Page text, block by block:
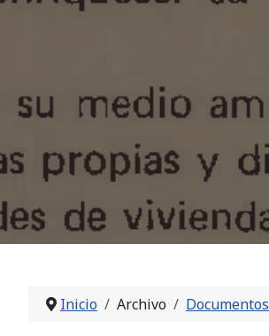
Inicio Archivo Documentos